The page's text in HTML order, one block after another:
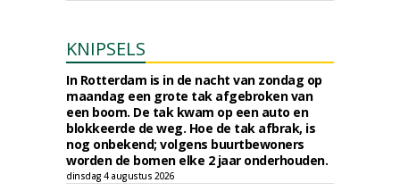
KNIPSELS
In Rotterdam is in de nacht van zondag op
maandag een grote tak afgebroken van
een boom. De tak kwam op een auto en
blokkeerde de weg. Hoe de tak afbrak, is
nog onbekend; volgens buurtbewoners
worden de bomen elke 2 jaar onderhouden.
dinsdag 4 augustus 2026